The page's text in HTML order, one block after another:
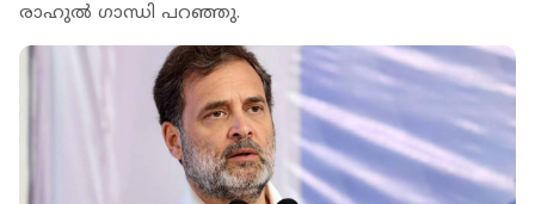
രാഹുല്‍ ഗാന്ധി പറഞ്ഞു.